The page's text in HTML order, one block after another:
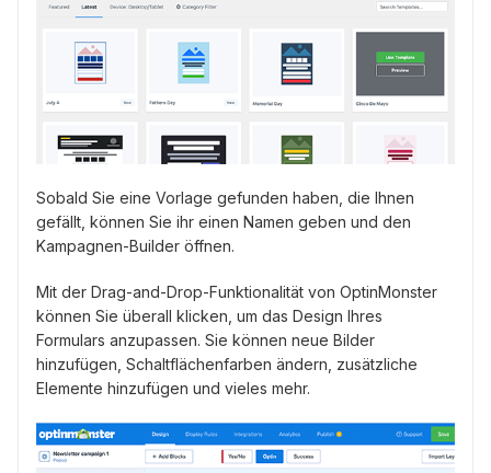
Sobald Sie eine Vorlage gefunden haben, die Ihnen
gefällt, können Sie ihr einen Namen geben und den
Kampagnen-Builder öffnen.
Mit der Drag-and-Drop-Funktionalität von OptinMonster
können Sie überall klicken, um das Design Ihres
Formulars anzupassen. Sie können neue Bilder
hinzufügen, Schaltflächenfarben ändern, zusätzliche
Elemente hinzufügen und vieles mehr.